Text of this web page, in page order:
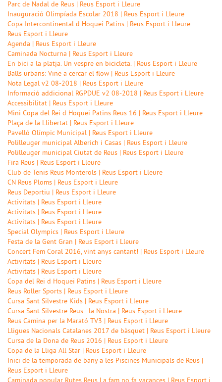
Parc de Nadal de Reus | Reus Esport i Lleure
Inauguració Olimpíada Escolar 2018 | Reus Esport i Lleure
Copa Intercontinental d Hoquei Patins | Reus Esport i Lleure
Reus Esport i Lleure
Agenda | Reus Esport i Lleure
Caminada Nocturna | Reus Esport i Lleure
En bici a la platja. Un vespre en bicicleta. | Reus Esport i Lleure
Balls urbans: Vine a cercar el flow | Reus Esport i Lleure
Nota Legal v2 08-2018 | Reus Esport i Lleure
Informació addicional RGPDUE v2 08-2018 | Reus Esport i Lleure
Accessibilitat | Reus Esport i Lleure
Mini Copa del Rei d Hoquei Patins Reus 16 | Reus Esport i Lleure
Plaça de la Llibertat | Reus Esport i Lleure
Pavelló Olímpic Municipal | Reus Esport i Lleure
Polilleuger municipal Alberich i Casas | Reus Esport i Lleure
Polilleuger municipal Ciutat de Reus | Reus Esport i Lleure
Fira Reus | Reus Esport i Lleure
Club de Tenis Reus Monterols | Reus Esport i Lleure
CN Reus Ploms | Reus Esport i Lleure
Reus Deportiu | Reus Esport i Lleure
Activitats | Reus Esport i Lleure
Activitats | Reus Esport i Lleure
Activitats | Reus Esport i Lleure
Special Olympics | Reus Esport i Lleure
Festa de la Gent Gran | Reus Esport i Lleure
Concert Fem Coral 2016, vint anys cantant! | Reus Esport i Lleure
Activitats | Reus Esport i Lleure
Activitats | Reus Esport i Lleure
Copa del Rei d Hoquei Patins | Reus Esport i Lleure
Reus Roller Sports | Reus Esport i Lleure
Cursa Sant Silvestre Kids | Reus Esport i Lleure
Cursa Sant Silvestre Reus - la Nostra | Reus Esport i Lleure
Reus Camina per la Marató TV3 | Reus Esport i Lleure
Lligues Nacionals Catalanes 2017 de bàsquet | Reus Esport i Lleure
Cursa de la Dona de Reus 2016 | Reus Esport i Lleure
Copa de la Lliga All Star | Reus Esport i Lleure
Inici de la temporada de bany a les Piscines Municipals de Reus |
Reus Esport i Lleure